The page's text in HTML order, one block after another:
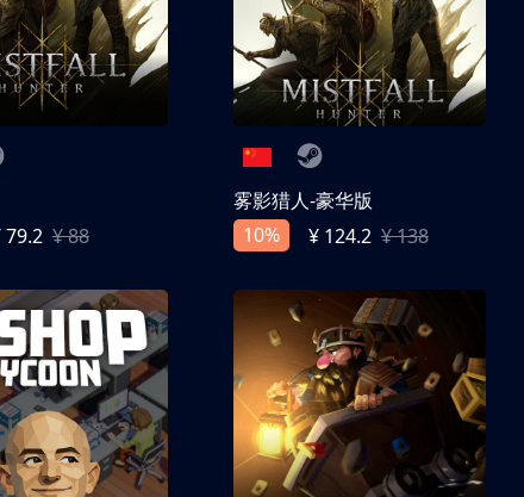
79.2 ¥ 88
雾影猎人-豪华版
10%
¥ 124.2 ¥ 138